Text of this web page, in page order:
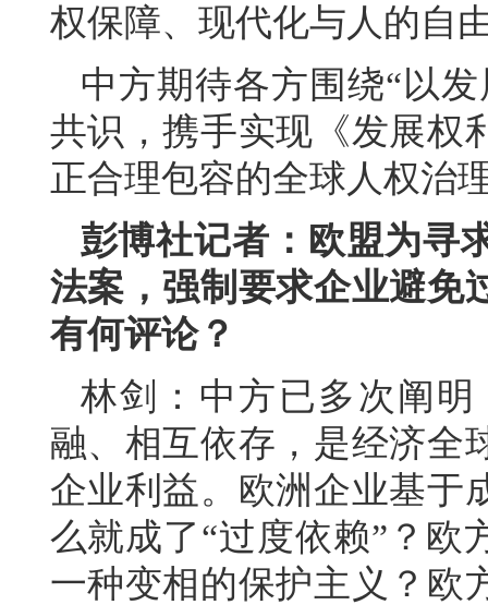
权保障、现代化与人的自
中方期待各方围绕“以
共识，携手实现《发展权
正合理包容的全球人权治
彭博社记者：欧盟为寻
法案，强制要求企业避免
有何评论？
林剑：中方已多次阐
融、相互依存，是经济全
企业利益。欧洲企业基于
么就成了“过度依赖”？欧
一种变相的保护主义？欧